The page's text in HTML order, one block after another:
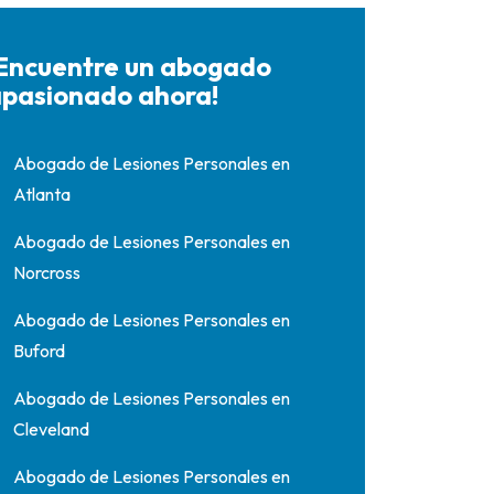
un abogado
ahora!
Abogado de Lesiones Personales en
Atlanta
Abogado de Lesiones Personales en
Norcross
Abogado de Lesiones Personales en
Buford
Abogado de Lesiones Personales en
Cleveland
Abogado de Lesiones Personales en